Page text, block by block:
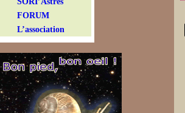
FORUM
L’association